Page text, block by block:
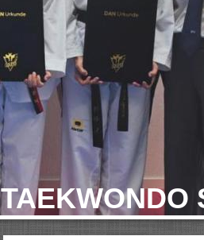
TAEKWONDO